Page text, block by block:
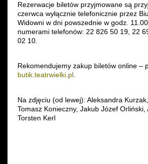
Rezerwacje biletów przyjmowane są
czerwca wyłącznie telefonicznie przez
Widowni w dni powszednie w godz.
numerami telefonów: 22 826 50 19, 22
02 10.
Rekomendujemy zakup biletów online –
butik.teatrwielki.pl.
Na zdjęciu (od lewej): Aleksandra
Tomasz Konieczny, Jakub Józef Orliński,
Torsten Kerl